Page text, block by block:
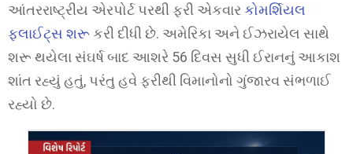
આંતરરાષ્ટ્રીય એરપોર્ટ પરથી ફરી એકવારકોમર્શિયલ
ફ્લાઈટ્સ શરૂ કરી દીધી છે. અમેરિકા અને ઈઝરાયેલ સાથે
શરૂ થયેલા સંઘર્ષ બાદ આશરે 56 દિવસ સુધી ઈરાનનું આકાશ
શાંત રહ્યું હતું, પરંતુ હવે ફરીથી વિમાનોનો ગુંજારવ સંભળાઈ
રહ્યો છે.